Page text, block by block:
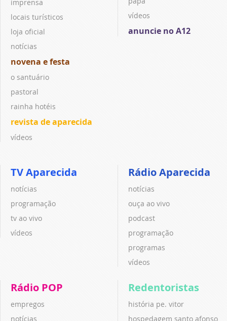
imprensa
locais turísticos
loja oficial
notícias
novena e festa
o santuário
pastoral
rainha hotéis
revista de aparecida
vídeos
vídeos
anuncie no A12
TV Aparecida
notícias
programação
tv ao vivo
vídeos
Rádio Aparecida
notícias
ouça ao vivo
podcast
programação
programas
vídeos
Rádio POP
empregos
notícias
Redentoristas
história pe. vitor
hospedagem santo afonso